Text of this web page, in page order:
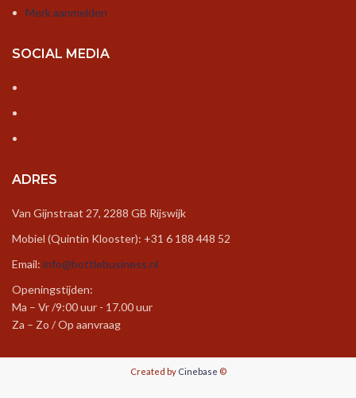
Merk aanmelden
SOCIAL MEDIA
ADRES
Van Gijnstraat 27, 2288 GB Rijswijk
Mobiel (Quintin Klooster): +31 6 188 448 52
Email: info@bottlebusiness.nl
Openingstijden:
Ma – Vr /9:00 uur - 17.00 uur
Za – Zo / Op aanvraag
Created byCinebase ©